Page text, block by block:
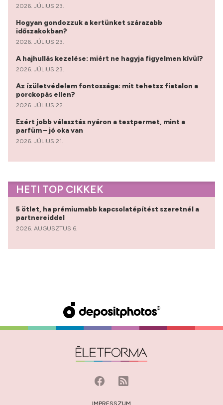
2026. JÚLIUS 23.
Hogyan gondozzuk a kertünket szárazabb
időszakokban?
2026. JÚLIUS 23.
A hajhullás kezelése: miért ne hagyja figyelmen kívül?
2026. JÚLIUS 23.
Az ízületvédelem fontossága: mit tehetsz fiatalon a
porckopás ellen?
2026. JÚLIUS 22.
Ezért jobb választás nyáron a testpermet, mint a
parfüm – jó oka van
2026. JÚLIUS 21.
HETI TOP CIKKEK
5 ötlet, ha prémiumabb kapcsolatépítést szeretnél a
partnereiddel
2026. AUGUSZTUS 6.
IMPRESSZUM